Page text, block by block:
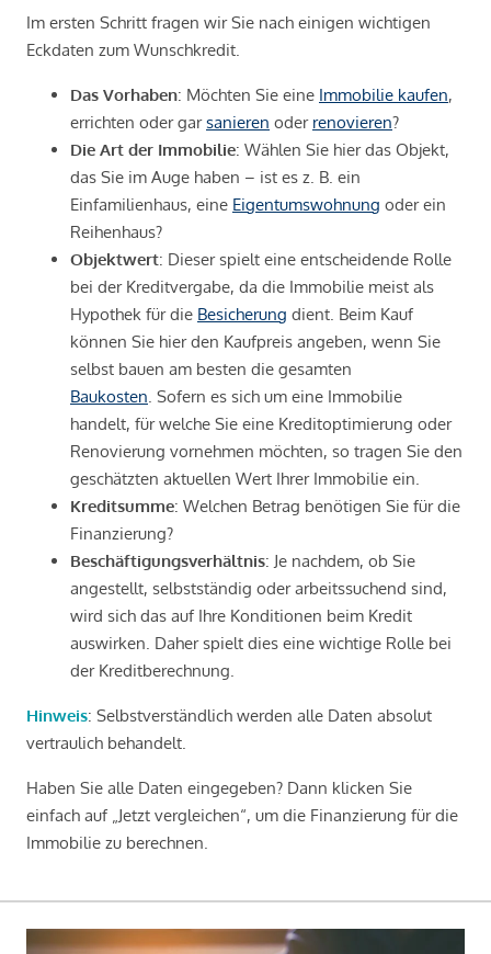
Im ersten Schritt fragen wir Sie nach einigen wichtigen
Eckdaten zum Wunschkredit.
Das Vorhaben: Möchten Sie eine Immobilie kaufen,
errichten oder garsanieren oder renovieren?
Die Art der Immobilie: Wählen Sie hier das Objekt,
das Sie im Auge haben – ist es z. B. ein
Einfamilienhaus, eine Eigentumswohnung oder ein
Reihenhaus?
Objektwert: Dieser spielt eine entscheidende Rolle
bei der Kreditvergabe, da die Immobilie meist als
Hypothek für die Besicherung dient. Beim Kauf
können Sie hier den Kaufpreis angeben, wenn Sie
selbst bauen am besten die gesamten
Baukosten . Sofern es sich um eine Immobilie
handelt, für welche Sie eine Kreditoptimierung oder
Renovierung vornehmen möchten, so tragen Sie den
geschätzten aktuellen Wert Ihrer Immobilie ein.
Kreditsumme: Welchen Betrag benötigen Sie für die
Finanzierung?
Beschäftigungsverhältnis: Je nachdem, ob Sie
angestellt, selbstständig oder arbeitssuchend sind,
wird sich das auf Ihre Konditionen beim Kredit
auswirken. Daher spielt dies eine wichtige Rolle bei
der Kreditberechnung.
Hinweis: Selbstverständlich werden alle Daten absolut
vertraulich behandelt.
Haben Sie alle Daten eingegeben? Dann klicken Sie
einfach auf „Jetzt vergleichen“, um die Finanzierung für die
Immobilie zu berechnen.